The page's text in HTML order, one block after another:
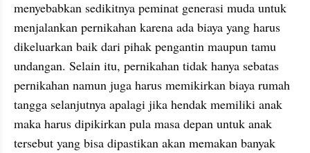
menyebabkan sedikitnya peminat generasi muda untuk
menjalankan pernikahan karena ada biaya yang harus
dikeluarkan baik dari pihak pengantin maupun tamu
undangan. Selain itu, pernikahan tidak hanya sebatas
pernikahan namun juga harus memikirkan biaya rumah
tangga selanjutnya apalagi jika hendak memiliki anak
maka harus dipikirkan pula masa depan untuk anak
tersebut yang bisa dipastikan akan memakan banyak